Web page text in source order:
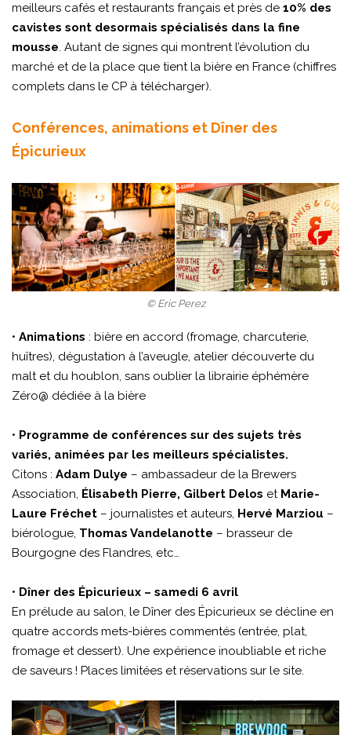
meilleurs cafés et restaurants français et près de 10% des
cavistes sont desormais spécialisés dans la fine
mousse. Autant de signes qui montrent l’évolution du
marché et de la place que tient la bière en France (chiffres
complets dans le CP à télécharger).
Conférences, animations et Dîner des
Épicurieux
© Eric Perez
• Animations : bière en accord (fromage, charcuterie,
huîtres), dégustation à l’aveugle, atelier découverte du
malt et du houblon, sans oublier la librairie éphémère
Zéro@ dédiée à la bière
• Programme de conférences sur des sujets très
variés, animées par les meilleurs spécialistes.
Citons : Adam Dulye – ambassadeur de la Brewers
Association, Élisabeth Pierre, Gilbert Delos et Marie-
Laure Fréchet – journalistes et auteurs, Hervé Marziou –
biérologue, Thomas Vandelanotte – brasseur de
Bourgogne des Flandres, etc…
• Dîner des Épicurieux – samedi 6 avril
En prélude au salon, le Dîner des Épicurieux se décline en
quatre accords mets-bières commentés (entrée, plat,
fromage et dessert). Une expérience inoubliable et riche
de saveurs ! Places limitées et réservations sur le site.